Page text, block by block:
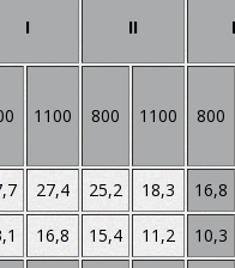
I II
1100 800 1100 800
27,4 25,2 18,3
16,8
16,8 15,4 11,2
10,3